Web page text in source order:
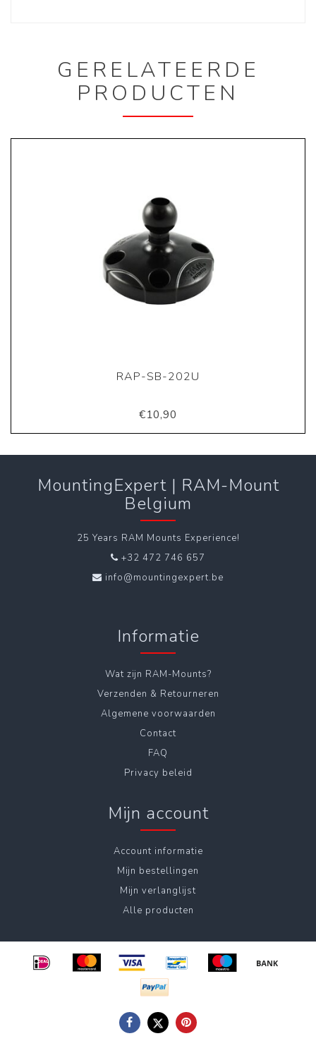
GERELATEERDE
PRODUCTEN
RAP-SB-202U
€10,90
MountingExpert | RAM-Mount
Belgium
25 Years RAM Mounts Experience!
+32 472 746 657
info@mountingexpert.be
Informatie
Wat zijn RAM-Mounts?
Verzenden & Retourneren
Algemene voorwaarden
Contact
FAQ
Privacy beleid
Mijn account
Account informatie
Mijn bestellingen
Mijn verlanglijst
Alle producten